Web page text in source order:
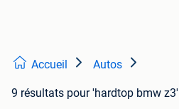
Accueil Autos
9 résultats pour 'hardtop bmw z3'